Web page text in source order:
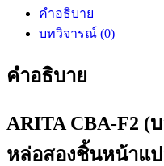
คำอธิบาย
บทวิจารณ์ (0)
คำอธิบาย
ARITA CBA-F2 (
หล่อสองชิ้นหน้าแป